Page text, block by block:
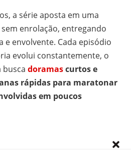
a série aposta em uma
enrolação, entregando
e envolvente. Cada episódio
evolui constantemente, o
busca doramascurtos e
rápidas para maratonar
em poucos